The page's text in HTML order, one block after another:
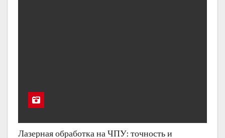
Лазерная обработка на ЧПУ: точность и